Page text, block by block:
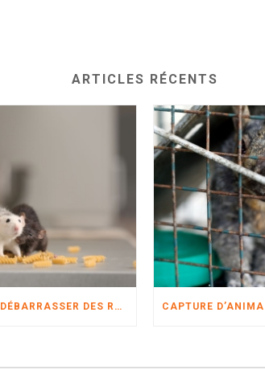
ARTICLES RÉCENTS
COMMENT SE DÉBARRASSER DES RATS ?